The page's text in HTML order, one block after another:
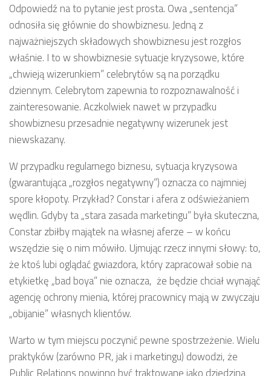
Odpowiedź na to pytanie jest prosta. Owa „sentencja”
odnosiła się głównie do showbiznesu. Jedną z
najważniejszych składowych showbiznesu jest rozgłos
właśnie. I to w showbiznesie sytuacje kryzysowe, które
„chwieją wizerunkiem” celebrytów są na porządku
dziennym. Celebrytom zapewnia to rozpoznawalność i
zainteresowanie. Aczkolwiek nawet w przypadku
showbiznesu przesadnie negatywny wizerunek jest
niewskazany.
W przypadku regularnego biznesu, sytuacja kryzysowa
(gwarantująca „rozgłos negatywny”) oznacza co najmniej
spore kłopoty. Przykład? Constar i afera z odświeżaniem
wędlin. Gdyby ta „stara zasada marketingu” była skuteczna,
Constar zbiłby majątek na własnej aferze – w końcu
wszędzie się o nim mówiło. Ujmując rzecz innymi słowy: to,
że ktoś lubi oglądać gwiazdora, który zapracował sobie na
etykietkę „bad boya” nie oznacza, że będzie chciał wynająć
agencję ochrony mienia, której pracownicy mają w zwyczaju
„obijanie” własnych klientów.
Warto w tym miejscu poczynić pewne spostrzeżenie. Wielu
praktyków (zarówno PR, jak i marketingu) dowodzi, że